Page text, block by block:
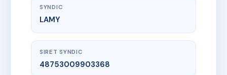
SYNDIC
LAMY
SIRET SYNDIC
48753009903368